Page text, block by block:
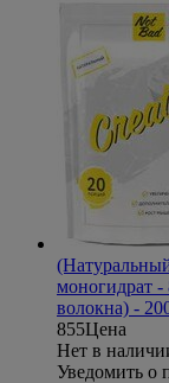
моногидрат
волокна) -
855Цена
Нет в
Уведомить о